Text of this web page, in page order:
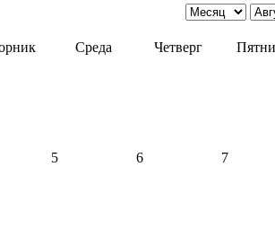
Среда Четверг
5 6 7